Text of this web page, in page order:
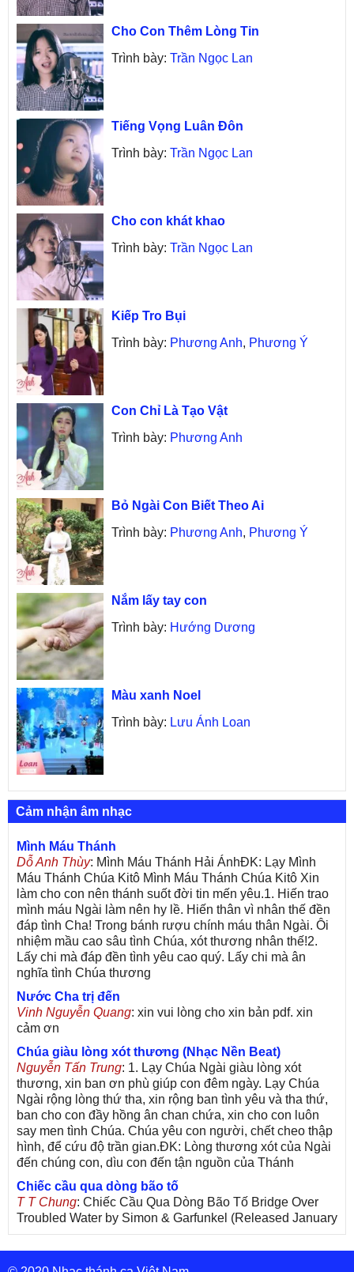
Cho Con Thêm Lòng Tin
Trình bày: Trần Ngọc Lan
Tiếng Vọng Luân Đôn
Trình bày: Trần Ngọc Lan
Cho con khát khao
Trình bày: Trần Ngọc Lan
Kiếp Tro Bụi
Trình bày: Phương Anh, Phương Ý
Con Chỉ Là Tạo Vật
Trình bày: Phương Anh
Bỏ Ngài Con Biết Theo Ai
Trình bày: Phương Anh, Phương Ý
Nắm lấy tay con
Trình bày: Hướng Dương
Màu xanh Noel
Trình bày: Lưu Ánh Loan
Cảm nhận âm nhạc
Mình Máu Thánh
Dỗ Anh Thùy: Mình Máu Thánh Hải ÁnhĐK: Lạy Mình
Máu Thánh Chúa Kitô Mình Máu Thánh Chúa Kitô Xin
làm cho con nên thánh suốt đời tin mến yêu.1. Hiến trao
mình máu Ngài làm nên hy lề. Hiến thân vì nhân thế đền
đáp tình Cha! Trong bánh rượu chính máu thân Ngài. Ôi
nhiệm mầu cao sâu tình Chúa, xót thương nhân thế!2.
Lấy chi mà đáp đền tình yêu cao quý. Lấy chi mà ân
nghĩa tình Chúa thương
Nước Cha trị đến
Vinh Nguyễn Quang: xin vui lòng cho xin bản pdf. xin
cảm ơn
Chúa giàu lòng xót thương (Nhạc Nền Beat)
Nguyễn Tấn Trung: 1. Lạy Chúa Ngài giàu lòng xót
thương, xin ban ơn phù giúp con đêm ngày. Lạy Chúa
Ngài rộng lòng thứ tha, xin rộng ban tình yêu và tha thứ,
ban cho con đầy hồng ân chan chứa, xin cho con luôn
say men tình Chúa. Chúa yêu con người, chết cheo thập
hình, để cứu độ trần gian.ĐK: Lòng thương xót của Ngài
đến chúng con, dìu con đến tận nguồn của Thánh
Chiếc cầu qua dòng bão tố
T T Chung: Chiếc Cầu Qua Dòng Bão Tố Bridge Over
Troubled Water by Simon & Garfunkel (Released January
26, 1970) Lời Việt: Nhạc Sĩ Vũ Đức Nghiêm Trình Bày:
Chung Tử Lưu